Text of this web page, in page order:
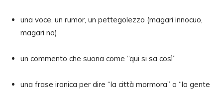
una voce, un rumor, un pettegolezzo (magari innocuo,
magari no)
un commento che suona come “qui si sa così”
una frase ironica per dire “la città mormora” o “la gente